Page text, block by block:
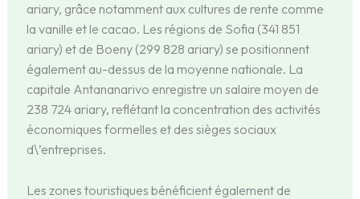
ariary, grâce notamment aux cultures de rente comme
la vanille et le cacao. Les régions de Sofia (341 851
ariary) et de Boeny (299 828 ariary) se positionnent
également au-dessus de la moyenne nationale. La
capitale Antananarivo enregistre un salaire moyen de
238 724 ariary, reflétant la concentration des activités
économiques formelles et des sièges sociaux
d\’entreprises.
Les zones touristiques bénéficient également de